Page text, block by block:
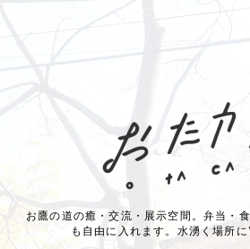
お鷹の道の癒・交流・展示空間。弁当・
も自由に入れます。水湧く場所